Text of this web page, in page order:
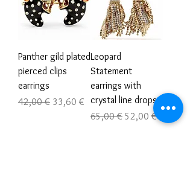
Panther gild plated
pierced clips
earrings
Prezzo regolare
42,00 € Prezzo scontato
33,60 €
Leopard
Statement
earrings with
crystal line drops
Prezzo regolare
65,00 € Prezzo scontato
52,00 €